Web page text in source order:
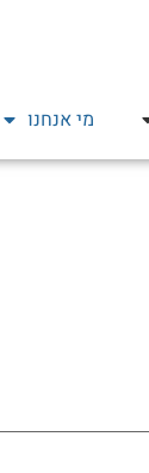
מי אנחנו